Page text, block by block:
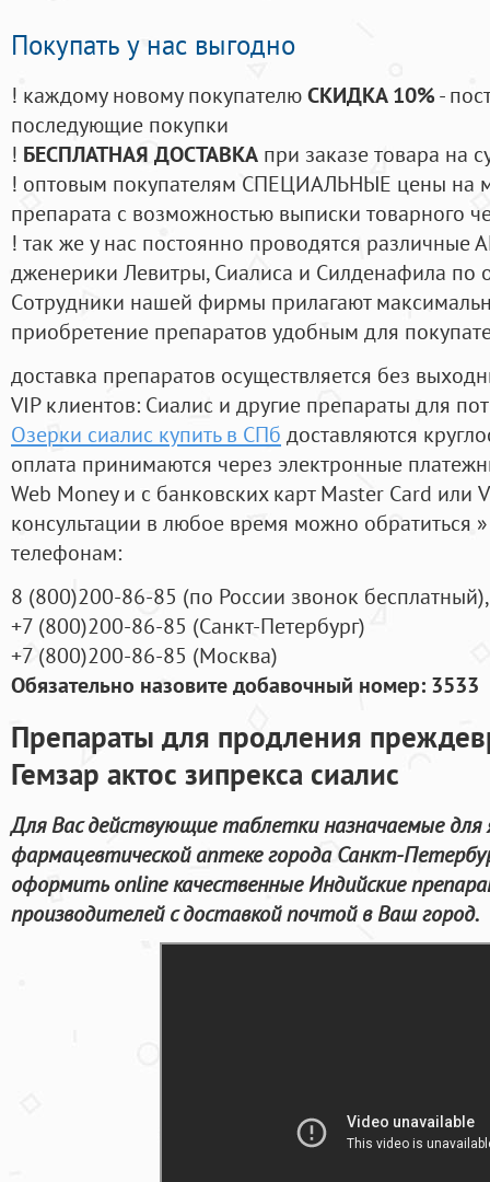
Покупать у нас выгодно
! каждому новому покупателюСКИДКА 10%-
последующие покупки
! БЕСПЛАТНАЯ ДОСТАВКА при заказе товара на
! оптовым покупателям СПЕЦИАЛЬНЫЕ цены на
препарата с возможностью выписки товарного
! так же у нас постоянно проводятся
дженерики Левитры, Сиалиса и Силденафила по
Cотрудники нашей фирмы прилагают
приобретение препаратов удобным для
доставка препаратов осуществляется без
VIP клиентов: Сиалис и другие препараты для
Озерки сиалис купить в СПб доставляются
оплата принимаются через электронные
Web Money и с банковских карт Master Card или
консультации в любое время можно обратиться
телефонам:
8 (800)200-86-85 (по России звонок бесплатный),
+7 (800)200-86-85 (Санкт-Петербург)
+7 (800)200-86-85 (Москва)
Обязательно назовите добавочный номер: 3533
Препараты для продления
Гемзар актос зипрекса сиалис
Для Вас действующие таблетки назначаемые для
фармацевтической аптеке города Санкт-
оформить online качественные Индийские
производителей с доставкой почтой в Ваш город.